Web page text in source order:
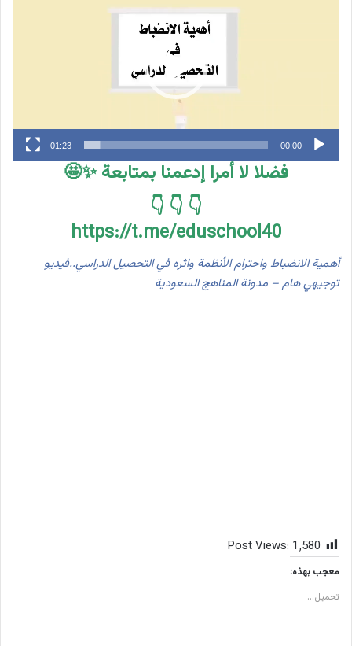
00:00
01:23
فضلا لا أمرا إدعمنا بمتابعة ✨🤩
👇 👇 👇
https://t.me/eduschool40
أهمية الانضباط واحترام الأنظمة واثره في التحصيل الدراسي..فيديو
توجيهي هام – مدونة المناهج السعودية
Post Views: 1٬580
معجب بهذه:
تحميل...